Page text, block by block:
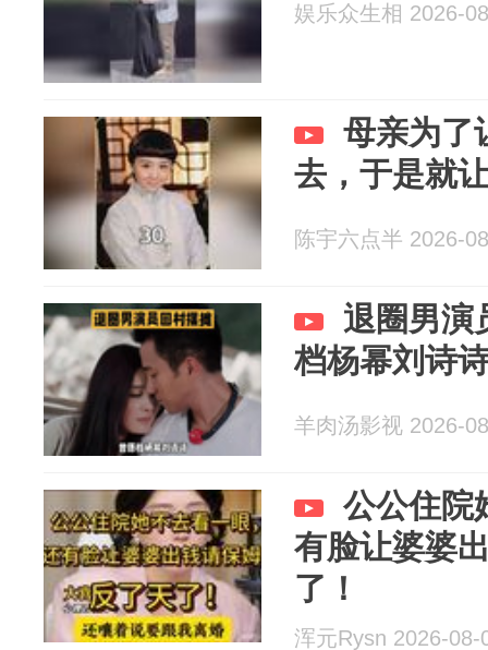
娱乐众生相 2026-
母亲为了
去，于是就
陈宇六点半 2026-
退圈男演
档杨幂刘诗
羊肉汤影视 2026-
公公住院
有脸让婆婆
了！
浑元Rysn 2026-08-